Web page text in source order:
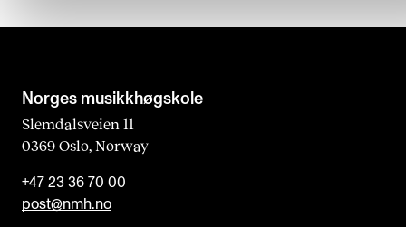
n
k
Norges musikk­høgskole
Slemdalsveien 11
0369 Oslo, Norway
+47 23 36 70 00
post@nmh.no